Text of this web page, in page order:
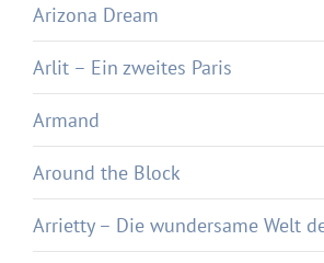
Arizona Dream
Arlit – Ein zweites Paris
Armand
Around the Block
Arrietty – Die wundersame Welt